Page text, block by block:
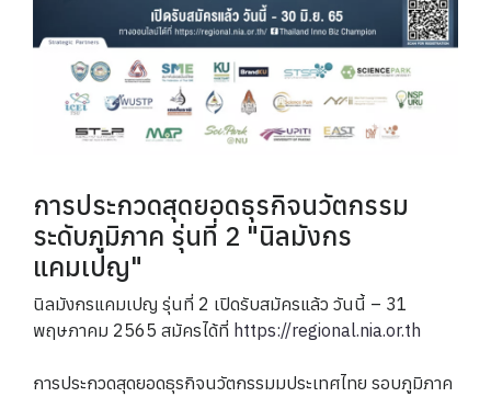
การประกวดสุดยอดธุรกิจนวัตกรรม
ระดับภูมิภาค รุ่นที่ 2 "นิลมังกร
แคมเปญ"
นิลมังกรแคมเปญ รุ่นที่ 2 เปิดรับสมัครแล้ว วันนี้ – 31
พฤษภาคม 2565 สมัครได้ที่ https://regional.nia.or.th
การประกวดสุดยอดธุรกิจนวัตกรรมมประเทศไทย รอบภูมิภาค